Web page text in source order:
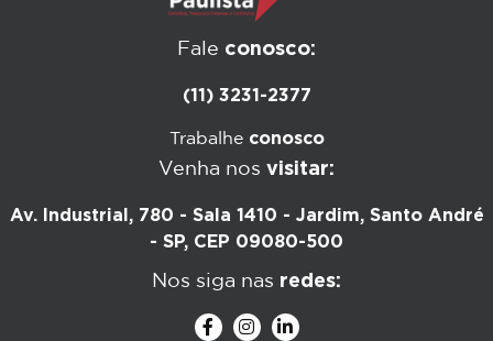
Fale conosco:
(11) 3231-2377
Trabalhe conosco
Venha nos visitar:
Av. Industrial, 780 - Sala 1410 - Jardim, Santo André
- SP, CEP 09080-500
Nos siga nas redes: